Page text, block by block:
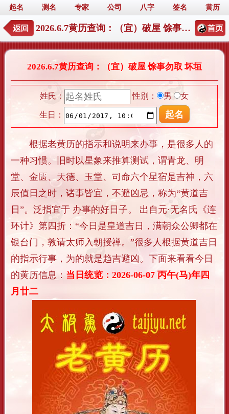
起名 测名 专家 公司 八字 签名 黄历
2026.6.7黄历查询：（宜）破屋 馀事勿取 坏垣
2026.6.7黄历查询：（宜）破屋 馀事勿取 坏垣
姓氏： 性别： 男 女
生日：
根据老黄历的指示和说明来办事，是很多人的
一种习惯。旧时以星象来推算测试，谓青龙、明
堂、金匮、天德、玉堂、司命六个星宿是吉神，六
辰值日之时，诸事皆宜，不避凶忌，称为“黄道吉
日”。泛指宜于 办事的好日子。 出自元·无名氏《连
环计》第四折：“今日是皇道吉日，满朝众公卿都在
银台门，敦请太师入朝授禅。”很多人根据黄道吉日
的指示行事，为的就是趋吉避凶。下面来看看今日
的黄历信息： 当日统览：2026-06-07 丙午(马)年四
月廿二